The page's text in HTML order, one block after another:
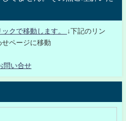
クで移動します。
↓下記のリン
ページに移動
問い合せ